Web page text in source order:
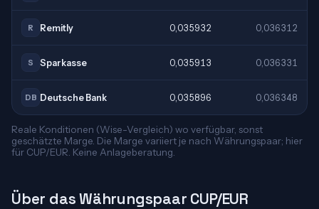
R Remitly 0,035932 0,036312
S Sparkasse 0,035913 0,036331
DB Deutsche Bank 0,035896 0,036348
Reale Konditionen (Wise-Vergleich) wo verfügbar, sonst
geschätzte Marge. Die Marge variiert je nach Währungspaar; hier
für CUP/EUR. Keine Anlageberatung.
Über das Währungspaar CUP/EUR